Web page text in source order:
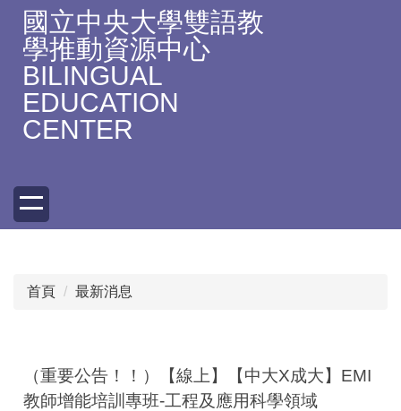
國立中央大學雙語教
學推動資源中心
BILINGUAL
EDUCATION
CENTER
首頁 最新消息
（重要公告！！）【線上】【中大X成大】EMI
教師增能培訓專班-工程及應用科學領域